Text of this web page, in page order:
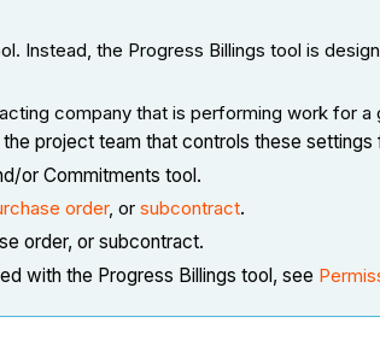
Instead, the Progress Billings tool is
company that is performing work for
project team that controls these
or Commitments tool.
order, or subcontract.
order, or subcontract.
with the Progress Billings tool, see